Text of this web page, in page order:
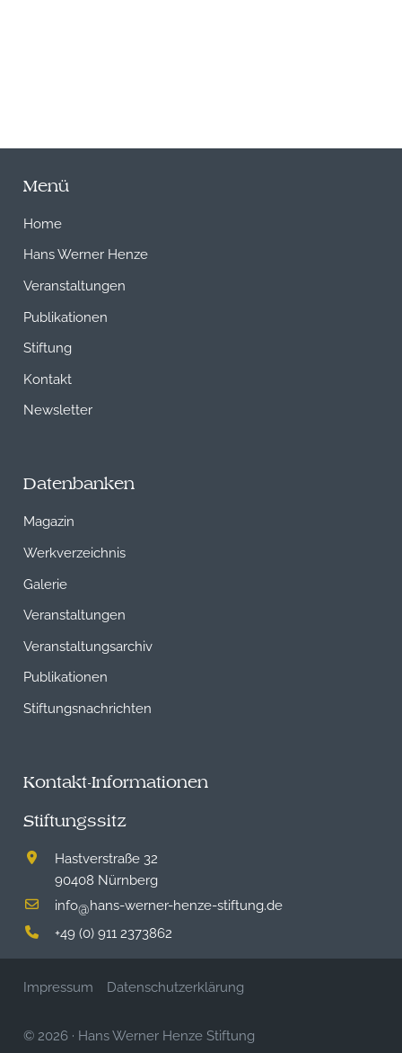
Menü
Home
Hans Werner Henze
Veranstaltungen
Publikationen
Stiftung
Kontakt
Newsletter
Datenbanken
Magazin
Werkverzeichnis
Galerie
Veranstaltungen
Veranstaltungsarchiv
Publikationen
Stiftungsnachrichten
Kontakt-Informationen
Stiftungssitz
Hastverstraße 32
90408 Nürnberg
info@hans-werner-henze-stiftung.de
+49 (0) 911 2373862
Impressum Datenschutzerklärung
© 2026 · Hans Werner Henze Stiftung